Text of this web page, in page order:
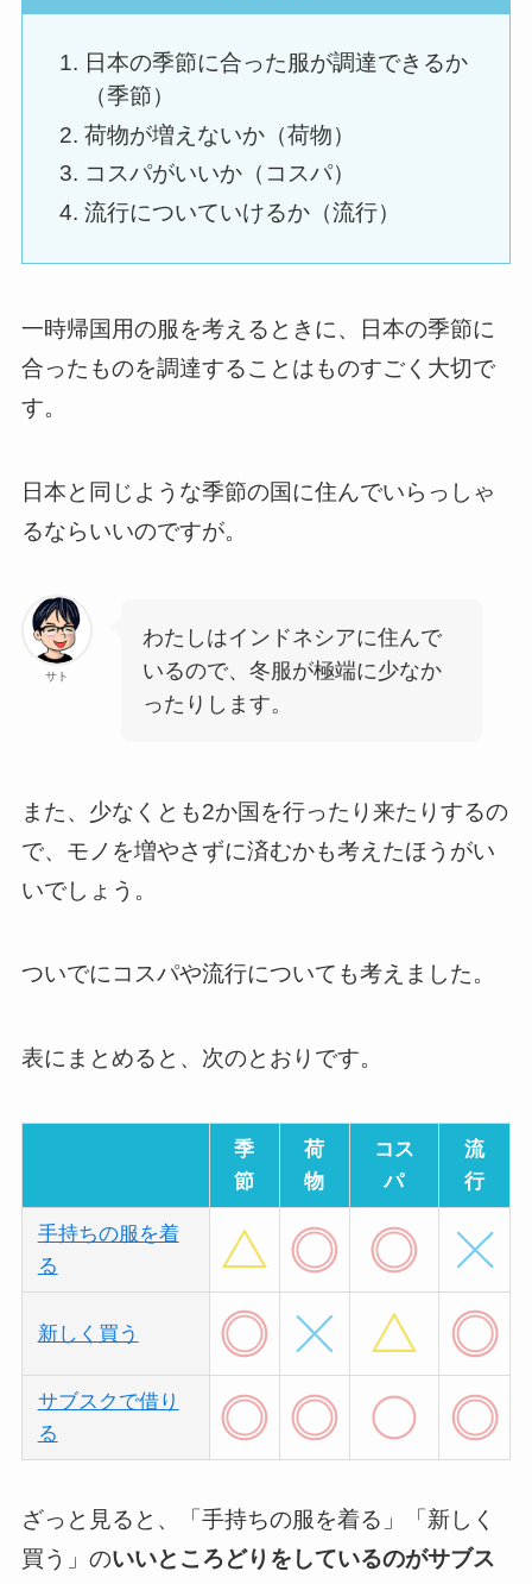
日本の季節に合った服が調達できるか
（季節）
荷物が増えないか（荷物）
コスパがいいか（コスパ）
流行についていけるか（流行）
一時帰国用の服を考えるときに、日本の季節に
合ったものを調達することはものすごく大切で
す。
日本と同じような季節の国に住んでいらっしゃ
るならいいのですが。
サト
わたしはインドネシアに住んで
いるので、冬服が極端に少なか
ったりします。
また、少なくとも2か国を行ったり来たりするの
で、モノを増やさずに済むかも考えたほうがい
いでしょう。
ついでにコスパや流行についても考えました。
表にまとめると、次のとおりです。
季
節
荷
物
コス
パ
流
行
手持ちの服を着
る
新しく買う
サブスクで借り
る
ざっと見ると、「手持ちの服を着る」「新しく
買う」のいいところどりをしているのがサブス